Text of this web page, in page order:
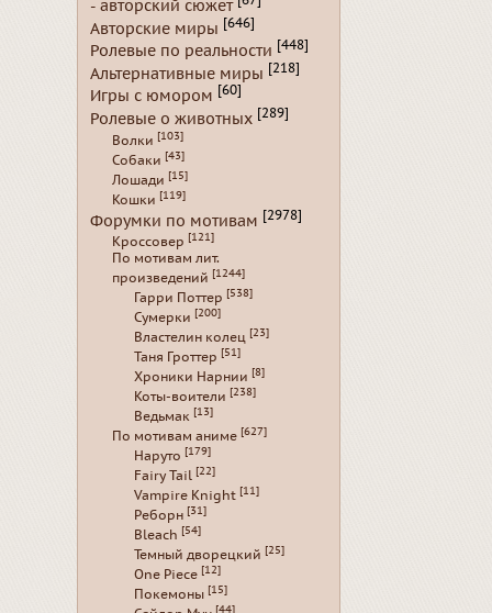
- авторский сюжет
Авторские миры [646]
Ролевые по реальности [448]
Альтернативные миры [218]
Игры с юмором [60]
Ролевые о животных [289]
Волки [103]
Собаки [43]
Лошади [15]
Кошки [119]
Форумки по мотивам [2978]
Кроссовер [121]
По мотивам лит.
произведений [1244]
Гарри Поттер [538]
Сумерки [200]
Властелин колец [23]
Таня Гроттер [51]
Хроники Нарнии [8]
Коты-воители [238]
Ведьмак [13]
По мотивам аниме [627]
Наруто [179]
Fairy Tail [22]
Vampire Knight [11]
Реборн [31]
Bleach [54]
Темный дворецкий [25]
One Piece [12]
Покемоны [15]
[44]